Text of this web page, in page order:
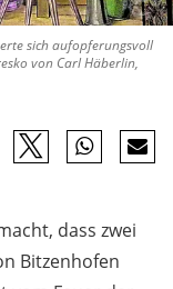
sich aufopferungsvoll
von Carl Häberlin,
dass zwei
Bitzenhofen